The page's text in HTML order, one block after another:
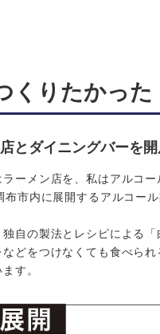
くりたかった
ダイニングバーを開
ーメン店を、私はアルコ
市内に展開するアルコー
自の製法とレシピによる
どをつけなくても食べら
す。